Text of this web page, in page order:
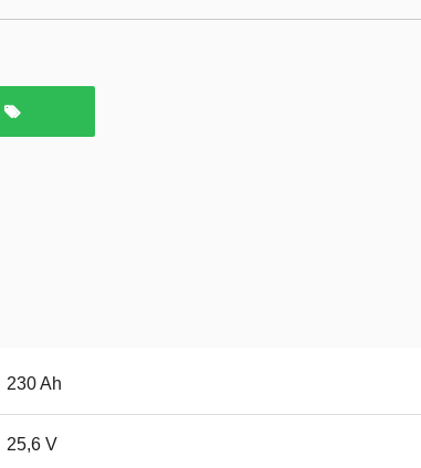
230 Ah
25,6 V